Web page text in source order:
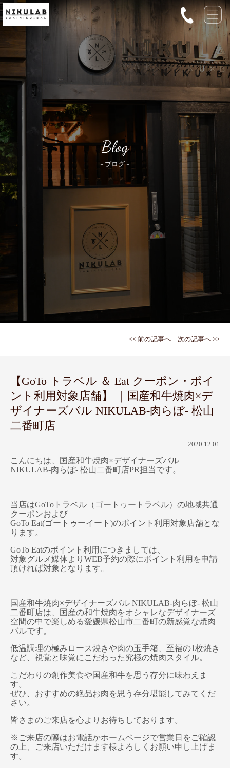
Blog
- ブログ -
<< 前の記事へ 次の記事へ >>
【GoTo トラベル ＆ Eat クーポン・ポイ
ント利用対象店舗】 ｜国産和牛焼肉×デ
ザイナーズバル NIKULAB-肉らぼ- 松山
二番町店
2020.12.01
こんにちは、国産和牛焼肉×デザイナーズバル
NIKULAB-肉らぼ- 松山二番町店PR担当です。
当店はGoToトラベル（ゴートゥートラベル）の地域共通
クーポンおよび
GoTo Eat(ゴートゥーイート)のポイント利用対象店舗とな
ります。
GoTo Eatのポイント利用につきましては、
対象グルメ媒体よりWEB予約の際にポイント利用を申請
頂ければ対象となります。
国産和牛焼肉×デザイナーズバル NIKULAB-肉らぼ- 松山
二番町店は、国産の和牛焼肉をオシャレなデザイナーズ
空間の中で楽しめる愛媛県松山市二番町の新感覚な焼肉
バルです。
低温調理の極みロース焼きや肉の玉手箱、至福の1枚焼き
など、視覚と味覚にこだわった究極の焼肉スタイル。
こだわりの創作美食や国産和牛を思う存分に味わえま
す。
ぜひ、おすすめの絶品お肉を思う存分堪能してみてくだ
さい。
皆さまのご来店を心よりお待ちしております。
※ご来店の際はお電話かホームページで営業日をご確認
の上、ご来店いただけます様よろしくお願い申し上げま
す。